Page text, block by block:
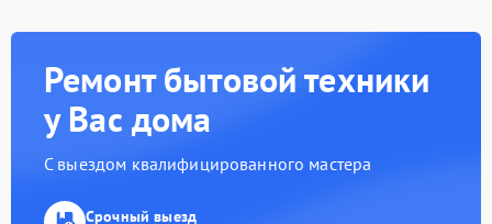
Ремонт бытовой техники
у Вас дома
С выездом квалифицированного мастера
Срочный выезд